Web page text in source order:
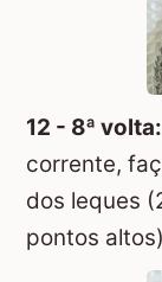
12 - 8ª volta:
corrente,
dos leques
pontos